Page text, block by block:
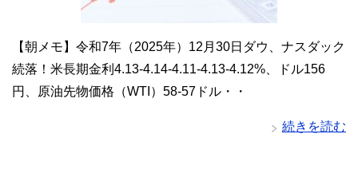
【朝メモ】令和7年（2025年）12月30日ダウ、ナスダック
続落！米長期金利4.13-4.14-4.11-4.13-4.12%、ドル156
円、原油先物価格（WTI）58-57ドル・・
続きを読む